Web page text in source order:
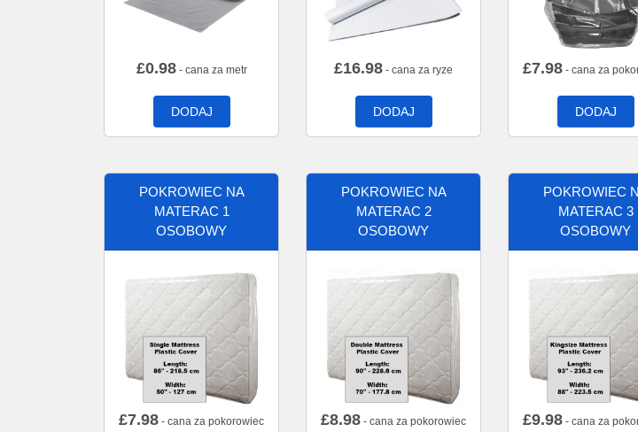
£0.98- cana za metr
DODAJ
£16.98 - cana za ryze
DODAJ
£7.98 - cana za
DODAJ
POKROWIEC NA
MATERAC 1
OSOBOWY
£7.98 - cana za pokorowiec
POKROWIEC NA
MATERAC 2
OSOBOWY
£8.98 - cana za pokorowiec
POKROWIEC
MATERAC 3
OSOBOWY
£9.98 - cana za